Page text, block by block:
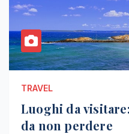
TRAVEL
Luoghi da
da non perdere